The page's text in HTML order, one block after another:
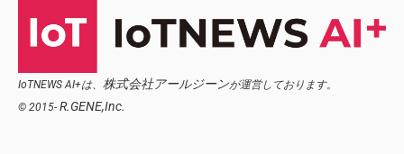
IoTNEWS AI+は、 株式会社アールジーンが運営しております。
© 2015- R.GENE,Inc.